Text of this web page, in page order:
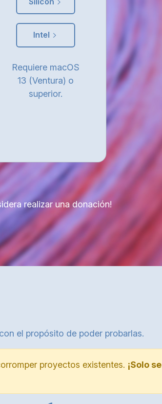
Intel
Requiere macOS
13 (Ventura) o
superior.
realizar una donación!
el propósito de poder probarlas.
proyectos existentes. ¡Solo se